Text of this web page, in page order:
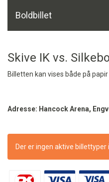
Boldbillet
Skive IK vs.
Billetten kan vises både på
Adresse: Hancock Arena,
Der er ingen aktive